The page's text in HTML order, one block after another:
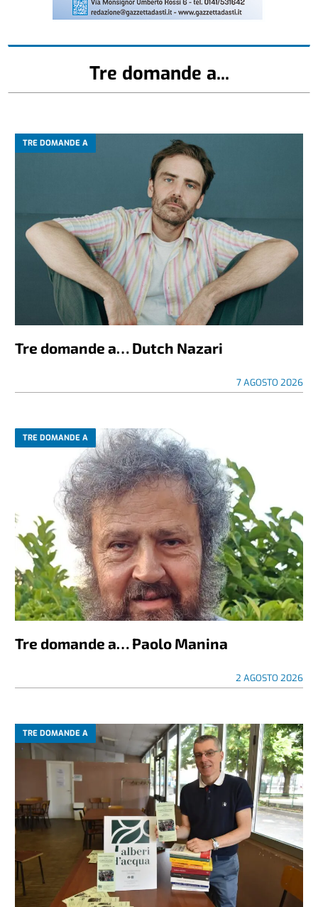
Tre domande a...
TRE DOMANDE A
Tre domande a… Dutch Nazari
7 AGOSTO 2026
TRE DOMANDE A
Tre domande a… Paolo Manina
2 AGOSTO 2026
TRE DOMANDE A